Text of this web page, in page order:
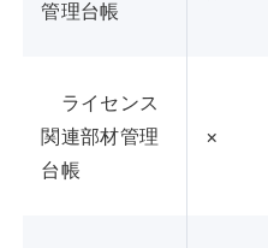
管理台帳
ライセンス
関連部材管理
台帳
×